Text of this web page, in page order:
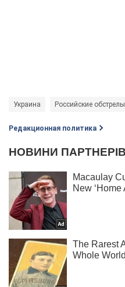
Украина Российские обстрелы
Редакционная политика